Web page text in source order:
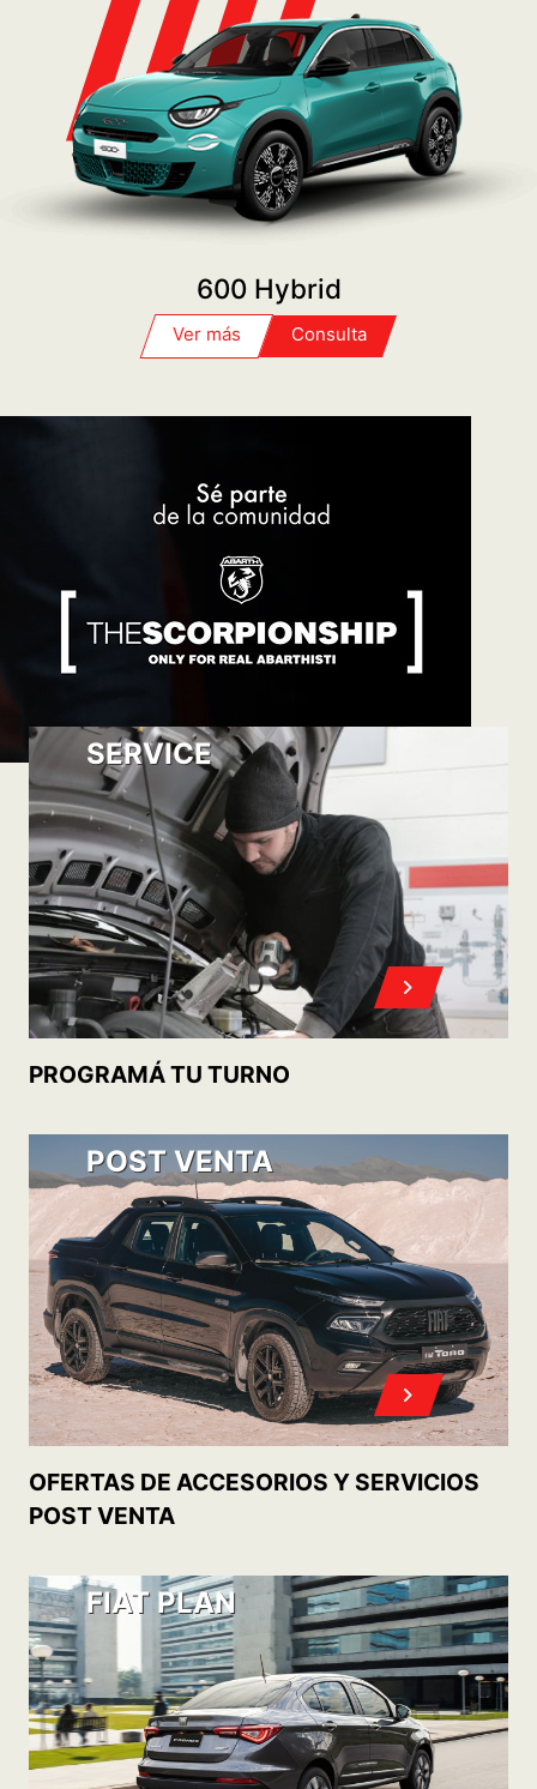
SERVICE
POST VENTA
OFERTAS DE ACCESORIOS Y SERVICIOS
POST VENTA
FIAT PLAN
ACCEDÉ A TU 0KM CON
CONOCÉ
NUESTROS PLANES